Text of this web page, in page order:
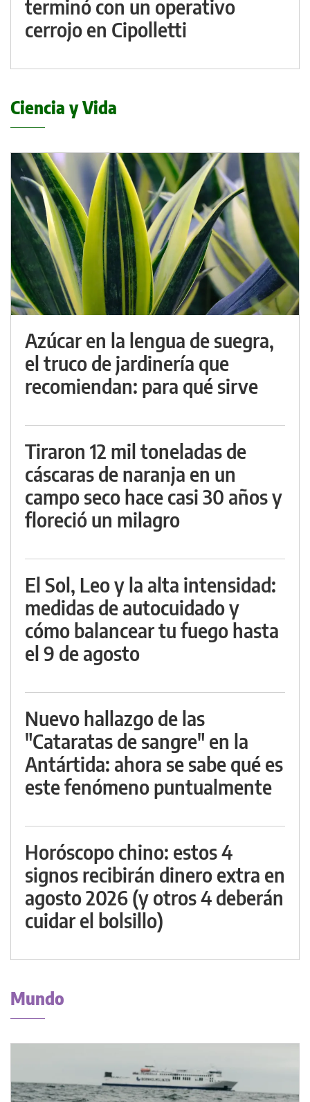
terminó con un operativo
cerrojo en Cipolletti
Ciencia y Vida
Azúcar en la lengua de suegra,
el truco de jardinería que
recomiendan: para qué sirve
Tiraron 12 mil toneladas de
cáscaras de naranja en un
campo seco hace casi 30 años y
floreció un milagro
El Sol, Leo y la alta intensidad:
medidas de autocuidado y
cómo balancear tu fuego hasta
el 9 de agosto
Nuevo hallazgo de las
"Cataratas de sangre" en la
Antártida: ahora se sabe qué es
este fenómeno puntualmente
Horóscopo chino: estos 4
signos recibirán dinero extra en
agosto 2026 (y otros 4 deberán
cuidar el bolsillo)
Mundo